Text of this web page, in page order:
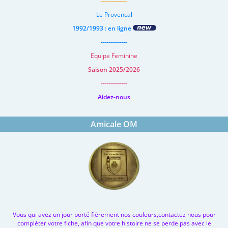
Le Provencal
1992/1993 : en ligne
-------------
Equipe Feminine
Saison 2025/2026
-------------
Aidez-nous
Amicale OM
Vous qui avez un jour porté fièrement nos couleurs,contactez nous pour
compléter votre fiche, afin que votre histoire ne se perde pas avec le